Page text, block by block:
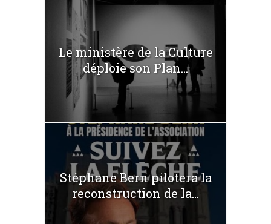
Le ministère de la Culture
déploie son Plan...
Stéphane Bern pilotera la
reconstruction de la...